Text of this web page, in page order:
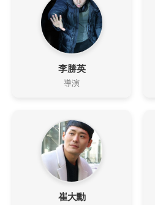
李勝英
導演
崔大勳